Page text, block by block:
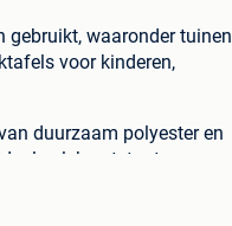
gebruikt, waaronder tuinen
voor kinderen,
duurzaam polyester en
plek ontstaat om van